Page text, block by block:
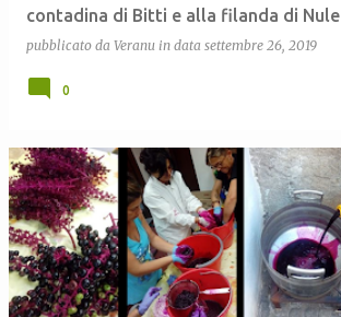
contadina di Bitti e alla filanda di Nule
pubblicato da Veranu in data settembre 26, 2019
0